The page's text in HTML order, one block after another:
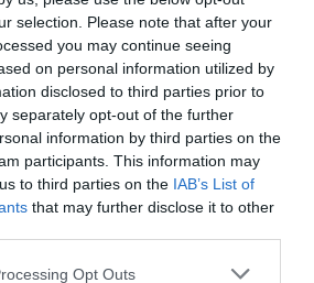
selection. Please note that after your
you may continue seeing
on personal information utilized by
disclosed to third parties prior to
separately opt-out of the further
information by third parties on the
participants. This information may
to third parties on the IAB’s List of
that may further disclose it to other
Opt Outs